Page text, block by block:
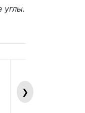
углы.
BILLY БИЛЛИ
❯